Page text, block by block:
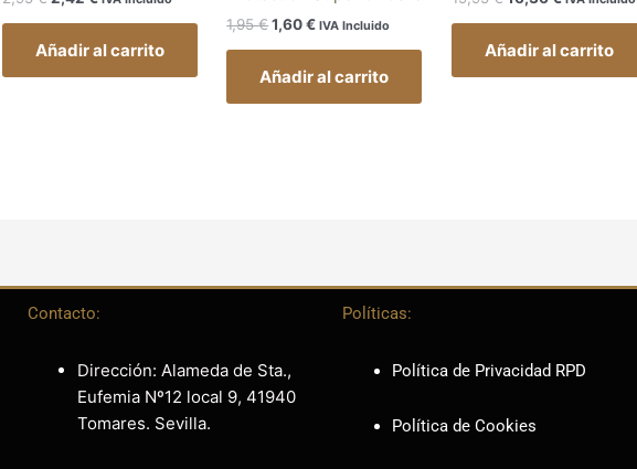
Añadir al carrito
1,95€ 1,60€ IVA Incluido
Añadir al carrito
Añadir al carrito
Contacto:
Dirección: Alameda de Sta.,
Eufemia Nº12 local 9, 41940
Tomares. Sevilla.
Políticas:
Política de Privacidad RPD
Política de Cookies